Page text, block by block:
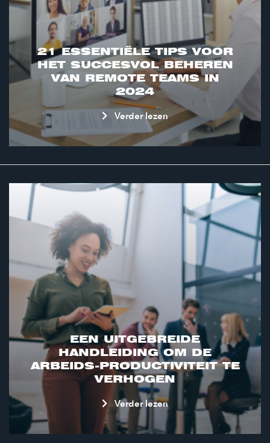
21 ESSENTIËLE TIPS VOOR
HET SUCCESVOL BEHEREN
VAN REMOTE TEAMS IN
2024
Verder lezen
EEN UITGEBREIDE
HANDLEIDING OM DE
ARBEIDS-PRODUCTIVITEIT TE
VERHOGEN
Verder lezen